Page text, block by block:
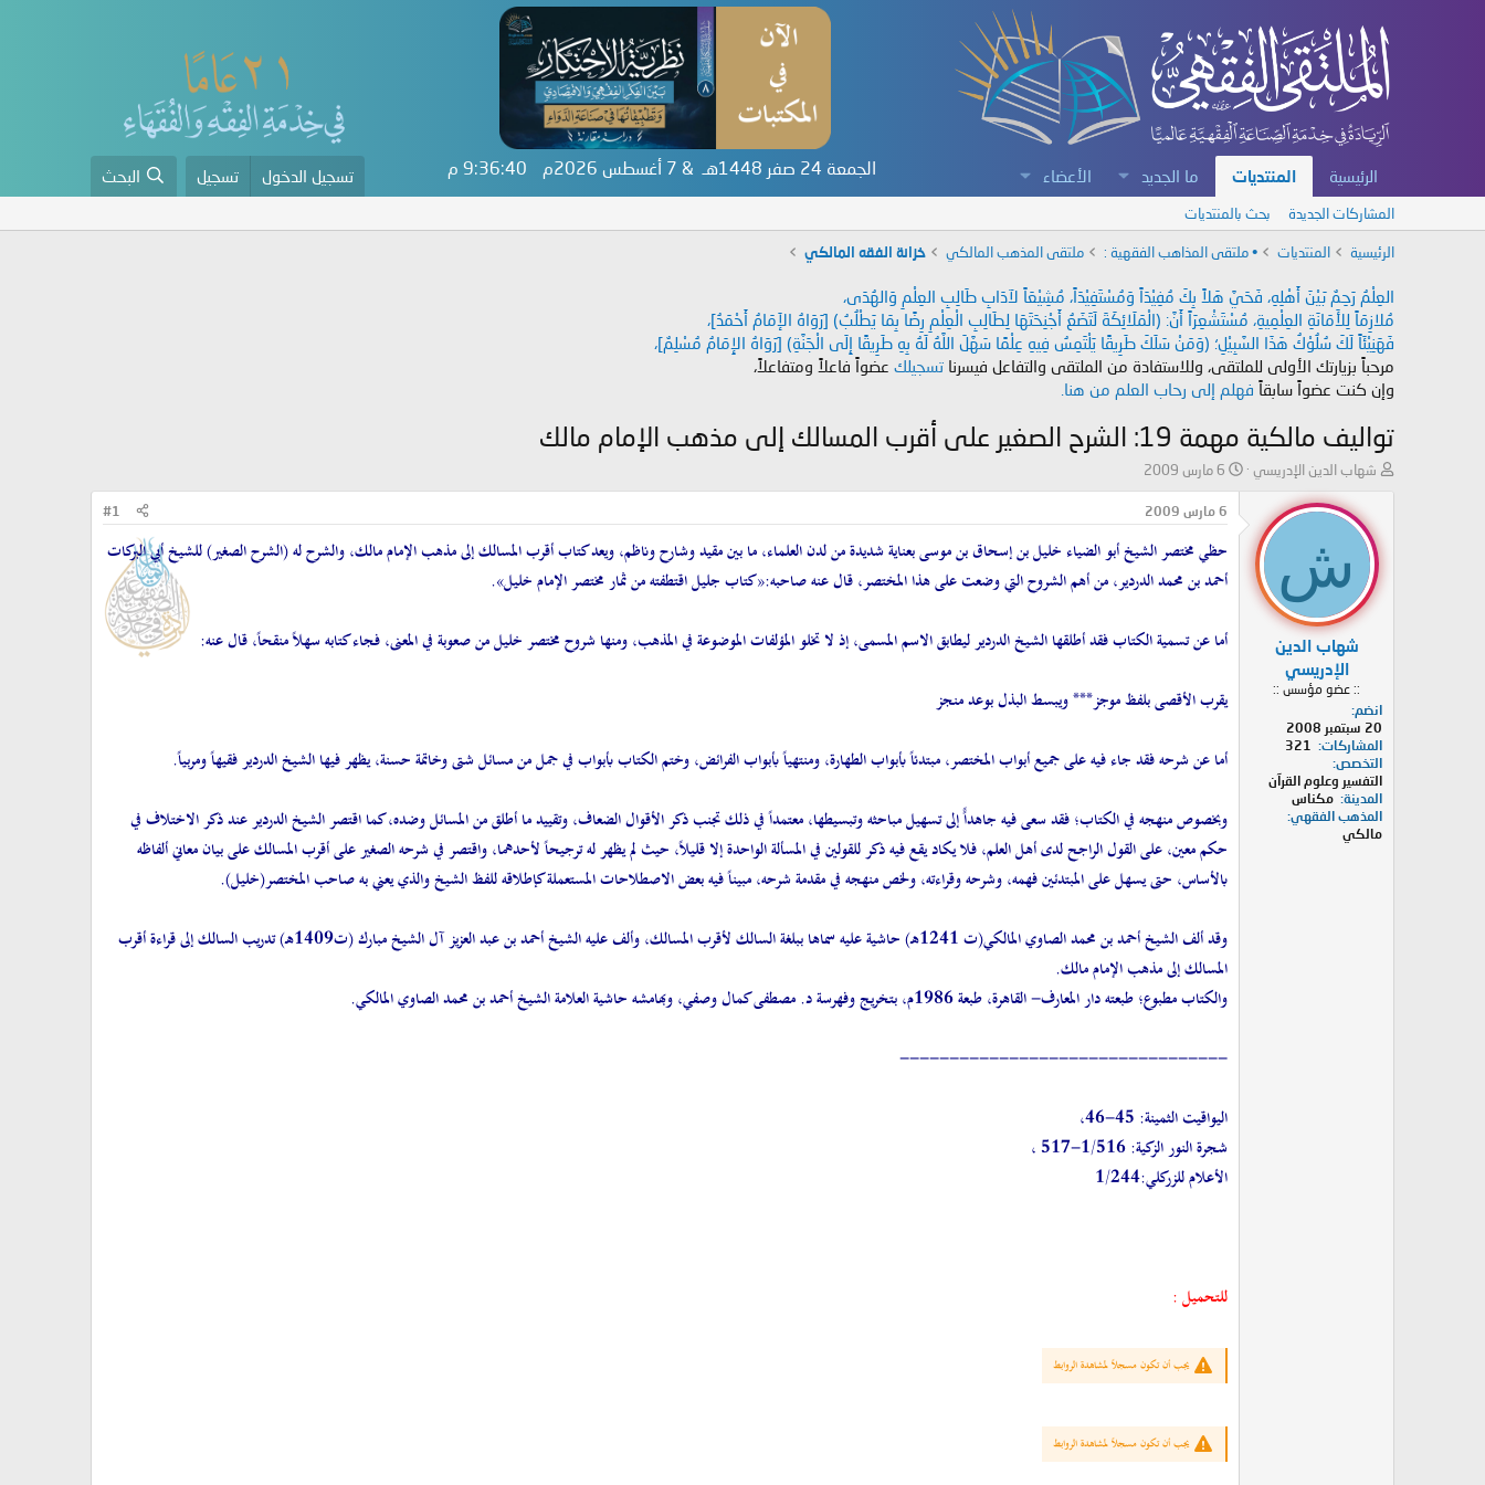
الرئيسية المنتديات ما الجديد الأعضاء الجمعة 24 صفر 1448هـ & 7 أغسطس 2026م 9:36:41 م تسجيل الدخول تسجيل البحث
المشاركات الجديدة بحث بالمنتديات
الرئيسية المنتديات • ملتقى المذاهب الفقهية : ملتقى المذهب المالكي خزانة الفقه المالكي
العِلْمُ رَحِمٌ بَيْنَ أَهْلِهِ، فَحَيَّ هَلاً بِكَ مُفِيْدَاً وَمُسْتَفِيْدَاً، مُشِيْعَاً لآدَابِ طَالِبِ العِلْمِ وَالهُدَى،
مُلازِمَاً لِلأَمَانَةِ العِلْمِيةِ، مُسْتَشْعِرَاً أَنَّ: (الْمَلَائِكَةَ لَتَضَعُ أَجْنِحَتَهَا لِطَالِبِ الْعِلْمِ رِضًا بِمَا يَطْلُبُ) [رَوَاهُ الإَمَامُ أَحْمَدُ]،
فَهَنِيْئَاً لَكَ سُلُوْكُ هَذَا السَّبِيْلِ؛ (وَمَنْ سَلَكَ طَرِيقًا يَلْتَمِسُ فِيهِ عِلْمًا سَهَّلَ اللَّهُ لَهُ بِهِ طَرِيقًا إِلَى الْجَنَّةِ) [رَوَاهُ الإِمَامُ مُسْلِمٌ]،
مرحباً بزيارتك الأولى للملتقى، وللاستفادة من الملتقى والتفاعل فيسرنا تسجيلك عضواً فاعلاً ومتفاعلاً،
وإن كنت عضواً سابقاً فهلم إلى رحاب العلم من هنا.
تواليف مالكية مهمة 19: الشرح الصغير على أقرب المسالك إلى مذهب الإمام مالك
ب
ئ
ا
ل
م
و
شهاب الدين الإدريسي
ت
ا
ر
ي
خ
ل
ء
6 مارس 2009
ش
شهاب الدين
الإدريسي
:: عضو مؤسس ::
انضم
20 سبتمبر 2008
المشاركات
321
التخصص
التفسير وعلوم القرآن
المدينة مكناس
المذهب الفقهي
مالكي
6 مارس 2009 #1
حظي مختصر الشيخ أبو الضياء خليل بن إسحاق بن موسى بعناية شديدة من لدن العلماء، ما بين مقيد وشارح وناظم، ويعد كتاب أقرب المسالك إلى مذهب الإمام مالك، والشرح له (الشرح الصغير) للشيخ أبي البركات
أحمد بن محمد الدردير، من أهم الشروح التي وضعت على هذا المختصر، قال عنه صاحبه:«كتاب جليل اقتطفته من ثمار مختصر الإمام خليل».
أما عن تسمية الكتاب فقد أطلقها الشيخ الدردير ليطابق الاسم المسمى، إذ لا تخلو المؤلفات الموضوعة في المذهب، ومنها شروح مختصر خليل من صعوبة في المعنى، فجاء كتابه سهلاً منقحاً، قال عنه:
يقرب الأقصى بلفظ موجز*** ويبسط البذل بوعد منجز
أما عن شرحه فقد جاء فيه على جميع أبواب المختصر، مبتدئاً بأبواب الطهارة، ومنتهياً بأبواب الفرائض، وختم الكتاب بأبواب في جمل من مسائل شتى وخاتمة حسنة، يظهر فيها الشيخ الدردير فقيهاً ومربياً.
وبخصوص منهجه في الكتاب؛ فقد سعى فيه جاهداًً إلى تسهيل مباحثه وتبسيطها، معتمداً في ذلك تجنب ذكر الأقوال الضعاف، وتقييد ما أطلق من المسائل وضده، كما اقتصر الشيخ الدردير عند ذكر الاختلاف في
حكم معين، على القول الراجح لدى أهل العلم، فلا يكاد يقع فيه ذكر للقولين في المسألة الواحدة إلا قليلاً، حيث لم يظهر له ترجيحاً لأحدهما، واقتصر في شرحه الصغير على أقرب المسالك على بيان معاني ألفاظه
بالأساس، حتى يسهل على المبتدئين فهمه، وشرحه وقراءته، ولخص منهجه في مقدمة شرحه، مبيناً فيه بعض الاصطلاحات المستعملة كإطلاقه للفظ الشيخ والذي يعني به صاحب المختصر(خليل).
وقد ألف الشيخ أحمد بن محمد الصاوي المالكي(ت 1241هـ) حاشية عليه سماها ببلغة السالك لأقرب المسالك، وألف عليه الشيخ أحمد بن عبد العزيز آل الشيخ مبارك (ت1409هـ) تدريب السالك إلى قراءة أقرب
المسالك إلى مذهب الإمام مالك.
والكتاب مطبوع؛ طبعته دار المعارف- القاهرة، طبعة 1986م، بتخريج وفهرسة د. مصطفى كمال وصفي، وبهامشه حاشية العلامة الشيخ أحمد بن محمد الصاوي المالكي.
---------------------------------
اليواقيت الثمينة: 45-46،
شجرة النور الزكية: 1/516-517 ،
الأعلام للزركلي:1/244
للتحميل :
يجب أن تكون مسجلاً لمشاهدة الروابط
يجب أن تكون مسجلاً لمشاهدة الروابط